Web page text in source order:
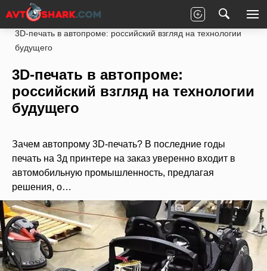
Главная Статьи
Новости партнеров
3D-печать в автопроме: российский взгляд на технологии
будущего
3D-печать в автопроме:
российский взгляд на технологии
будущего
Зачем автопрому 3D-печать? В последние годы
печать на 3д принтере на заказ уверенно входит в
автомобильную промышленность, предлагая
решения, о…